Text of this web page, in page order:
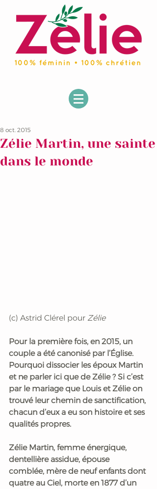
Zélie Martin, une sainte
dans le monde
8 oct. 2015
(c) Astrid Clérel pour Zélie
Pour la première fois, en 2015, un
couple a été canonisé par l’Église.
Pourquoi dissocier les époux Martin
et ne parler ici que de Zélie ? Si c’est
par le mariage que Louis et Zélie on
trouvé leur chemin de sanctification,
chacun d’eux a eu son histoire et ses
qualités propres.
Zélie Martin, femme énergique,
dentellière assidue, épouse
comblée, mère de neuf enfants dont
quatre au Ciel, morte en 1877 d’un